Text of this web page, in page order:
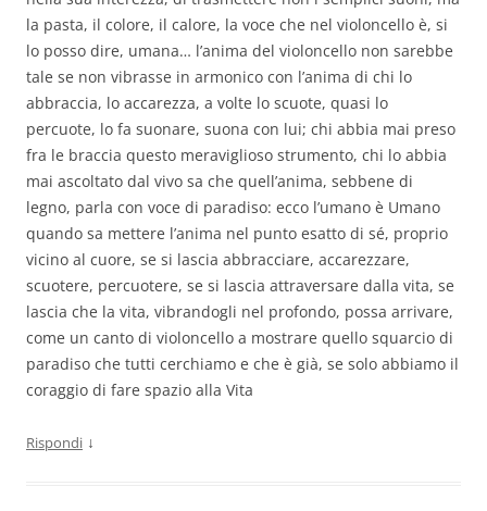
la pasta, il colore, il calore, la voce che nel violoncello è, si
lo posso dire, umana… l’anima del violoncello non sarebbe
tale se non vibrasse in armonico con l’anima di chi lo
abbraccia, lo accarezza, a volte lo scuote, quasi lo
percuote, lo fa suonare, suona con lui; chi abbia mai preso
fra le braccia questo meraviglioso strumento, chi lo abbia
mai ascoltato dal vivo sa che quell’anima, sebbene di
legno, parla con voce di paradiso: ecco l’umano è Umano
quando sa mettere l’anima nel punto esatto di sé, proprio
vicino al cuore, se si lascia abbracciare, accarezzare,
scuotere, percuotere, se si lascia attraversare dalla vita, se
lascia che la vita, vibrandogli nel profondo, possa arrivare,
come un canto di violoncello a mostrare quello squarcio di
paradiso che tutti cerchiamo e che è già, se solo abbiamo il
coraggio di fare spazio alla Vita
Rispondi ↓